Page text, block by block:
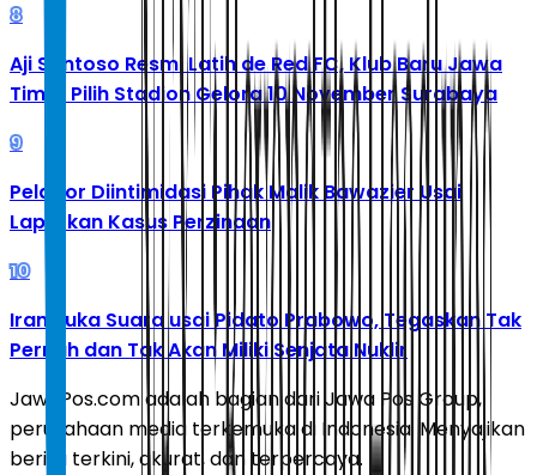
8
Aji Santoso Resmi Latih de Red FC, Klub Baru Jawa
Timur Pilih Stadion Gelora 10 November Surabaya
9
Pelapor Diintimidasi Pihak Malik Bawazier Usai
Laporkan Kasus Perzinaan
10
Iran Buka Suara usai Pidato Prabowo, Tegaskan Tak
Pernah dan Tak Akan Miliki Senjata Nuklir
JawaPos.com adalah bagian dari Jawa Pos Group,
perusahaan media terkemuka di Indonesia. Menyajikan
berita terkini, akurat, dan terpercaya.